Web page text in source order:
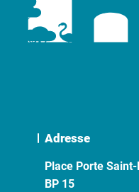
Adresse
Place Porte
BP 15